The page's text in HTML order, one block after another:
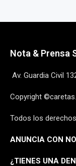
Nota & Prensa
Av. Guardia Civil
Copyright
Todos los
ANUNCIA CON
¿TIENES UNA